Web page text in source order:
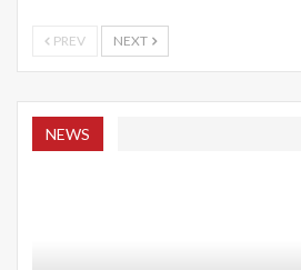
PREV NEXT
NEWS